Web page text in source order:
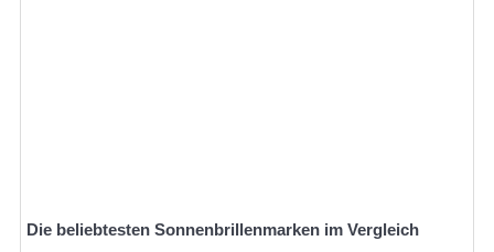
Die beliebtesten Sonnenbrillenmarken im Vergleich